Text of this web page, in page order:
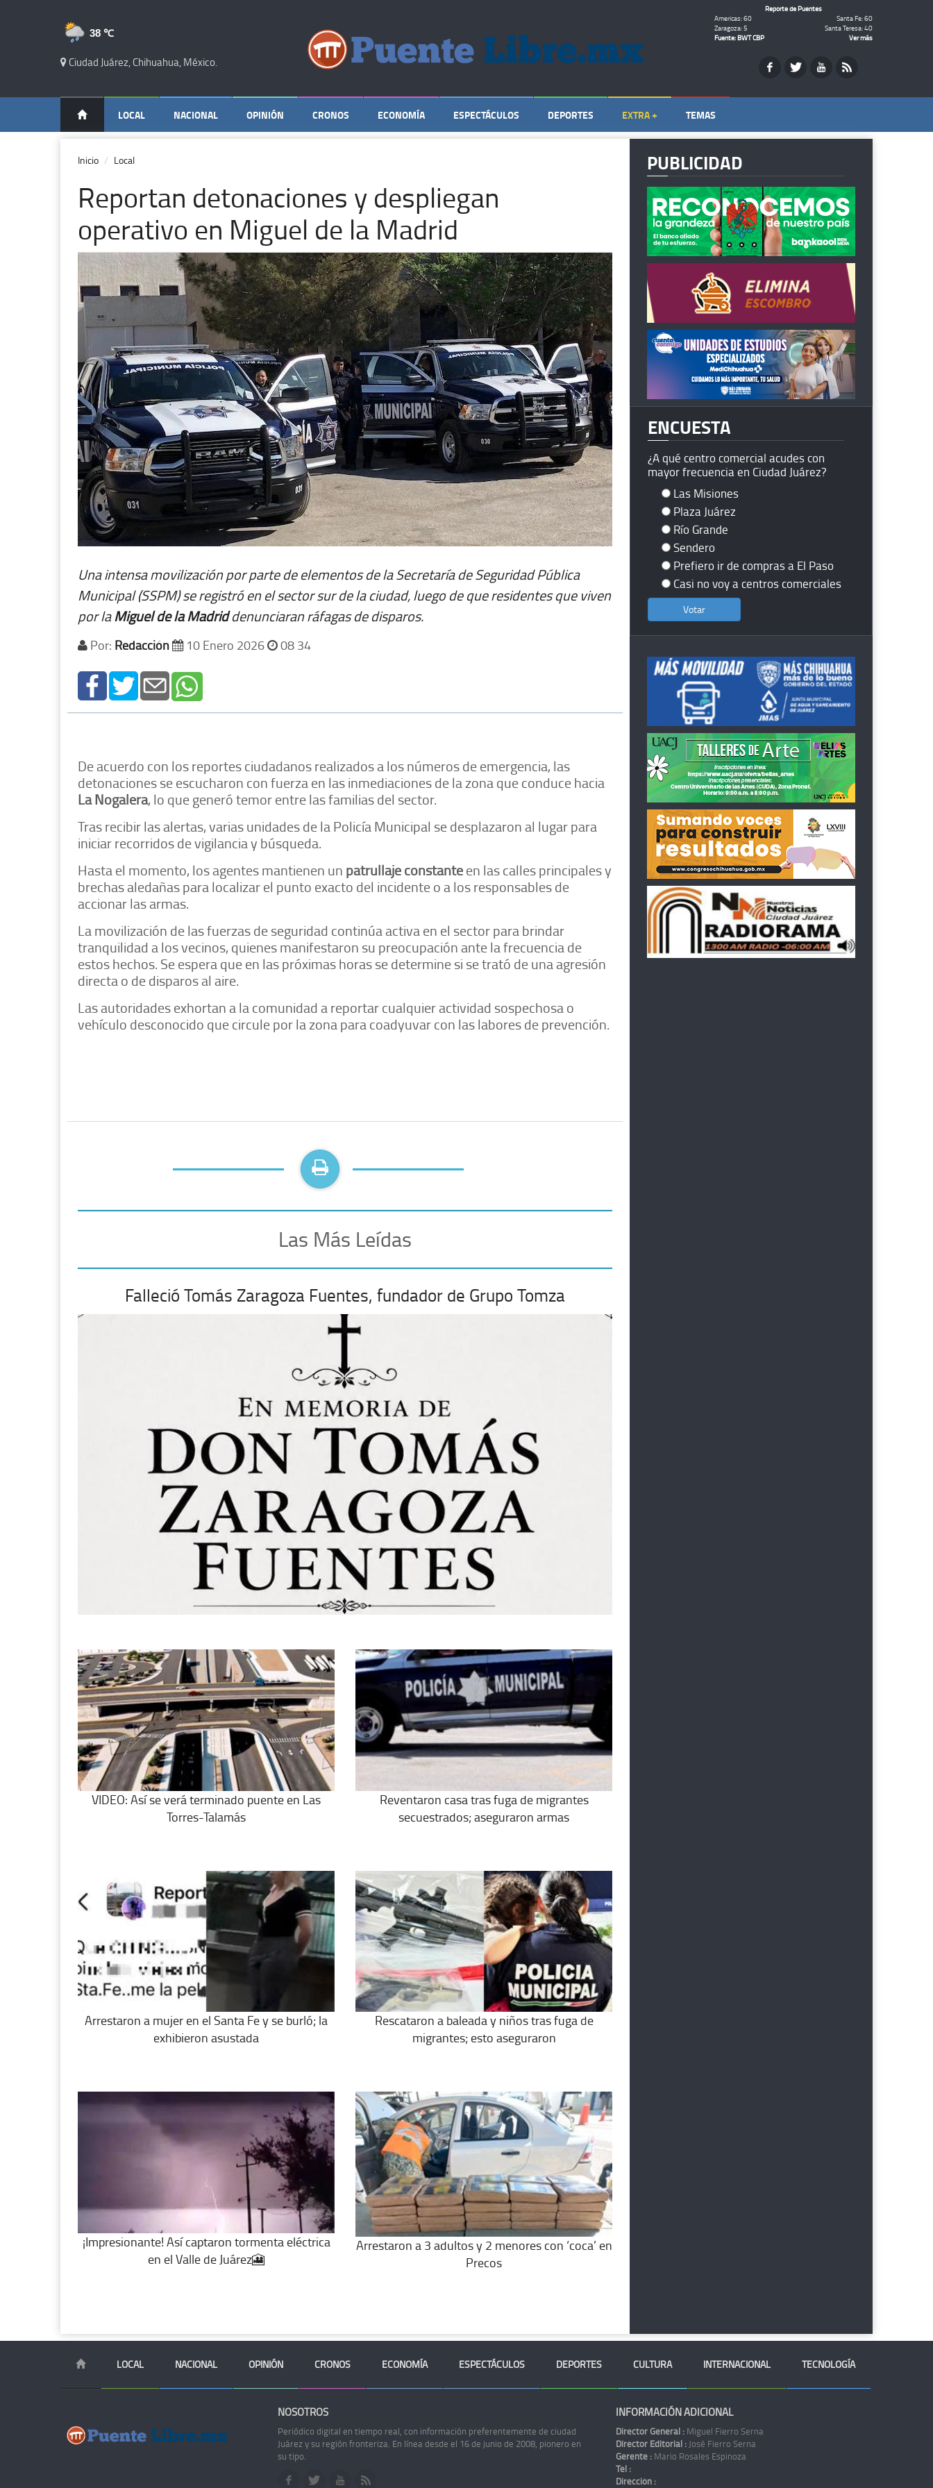
38 ℃
Ciudad Juárez, Chihuahua, México.
Reporte de Puentes
Americas: 60
Santa Fe: 60
Zaragoza: 5
Santa Teresa: 40
Fuente: BWT CBP
Ver más
LOCAL NACIONAL OPINIÓN CRONOS ECONOMÍA ESPECTÁCULOS DEPORTES EXTRA + TEMAS
Inicio Local
Reportan detonaciones y despliegan
operativo en Miguel de la Madrid
Una intensa movilización por parte de elementos de la Secretaría de Seguridad Pública
Municipal (SSPM) se registró en el sector sur de la ciudad, luego de que residentes que viven
por laMiguel de la Madriddenunciaran ráfagas de disparos.
Por: Redacción 10 Enero 2026 08 34
De acuerdo con los reportes ciudadanos realizados a los números de emergencia, las
detonaciones se escucharon con fuerza en las inmediaciones de la zona que conduce hacia
La Nogalera, lo que generó temor entre las familias del sector.
Tras recibir las alertas, varias unidades de la Policía Municipal se desplazaron al lugar para
iniciar recorridos de vigilancia y búsqueda.
Hasta el momento, los agentes mantienen un patrullaje constanteen las calles principales y
brechas aledañas para localizar el punto exacto del incidente o a los responsables de
accionar las armas.
La movilización de las fuerzas de seguridad continúa activa en el sector para brindar
tranquilidad a los vecinos, quienes manifestaron su preocupación ante la frecuencia de
estos hechos. Se espera que en las próximas horas se determine si se trató de una agresión
directa o de disparos al aire.
Las autoridades exhortan a la comunidad a reportar cualquier actividad sospechosa o
vehículo desconocido que circule por la zona para coadyuvar con las labores de prevención.
Las Más Leídas
Falleció Tomás Zaragoza Fuentes, fundador de Grupo Tomza
VIDEO: Así se verá terminado puente en Las
Torres-Talamás
Reventaron casa tras fuga de migrantes
secuestrados; aseguraron armas
Arrestaron a mujer en el Santa Fe y se burló; la
exhibieron asustada
Rescataron a baleada y niños tras fuga de
migrantes; esto aseguraron
¡Impresionante! Así captaron tormenta eléctrica
en el Valle de Juárez🎦
Arrestaron a 3 adultos y 2 menores con ‘coca’ en
Precos
PUBLICIDAD
ENCUESTA
¿A qué centro comercial acudes con
mayor frecuencia en Ciudad Juárez?
Las Misiones
Plaza Juárez
Río Grande
Sendero
Prefiero ir de compras a El Paso
Casi no voy a centros comerciales
LOCAL NACIONAL OPINIÓN CRONOS ECONOMÍA ESPECTÁCULOS DEPORTES CULTURA INTERNACIONAL TECNOLOGÍA
NOSOTROS
Periódico digital en tiempo real, con información preferentemente de ciudad
Juárez y su región fronteriza. En línea desde el 16 de junio de 2008, pionero en
su tipo.
INFORMACIÓN ADICIONAL
Director General : Miguel Fierro Serna
Director Editorial : José Fierro Serna
Gerente : Mario Rosales Espinoza
Tel :
Dirección :